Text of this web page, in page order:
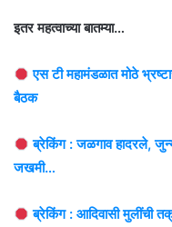
इतर महत्वाच्या बातम्या…
एस टी महामंडळात मोठे
बैठक
ब्रेकिंग : जळगाव हादरले,
जखमी…
ब्रेकिंग : आदिवासी मुलींची